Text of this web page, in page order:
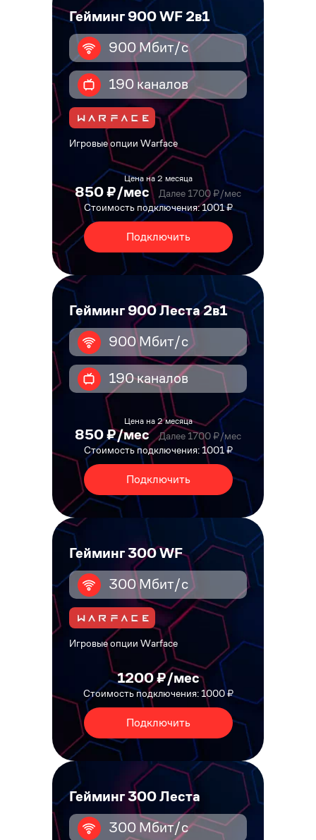
Гейминг 900 WF 2в1
900 Мбит/с
190 каналов
Игровые опции Warface
Цена на 2 месяца
850 ₽/мес
Далее 1700 ₽/мес
Стоимость подключения: 1001 ₽
Подключить
Гейминг 900 Леста 2в1
900 Мбит/с
190 каналов
Цена на 2 месяца
850 ₽/мес
Далее 1700 ₽/мес
Стоимость подключения: 1001 ₽
Подключить
Гейминг 300 WF
300 Мбит/с
Игровые опции Warface
1200 ₽/мес
Стоимость подключения: 1000 ₽
Подключить
Гейминг 300 Леста
300 Мбит/с